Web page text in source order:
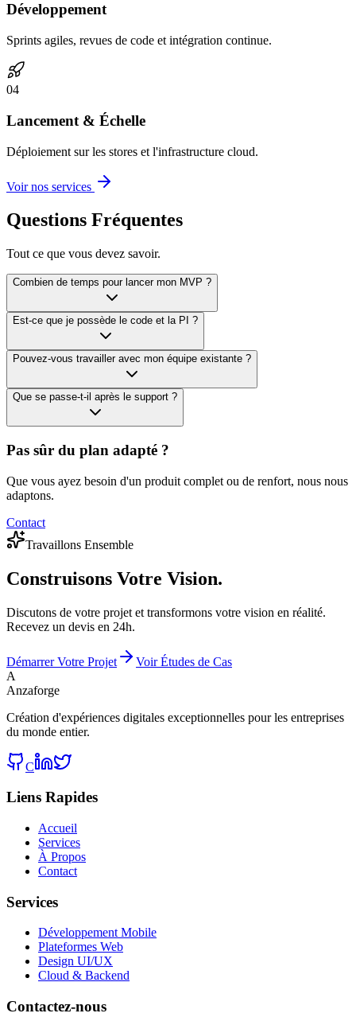
Développement
Sprints agiles, revues de code et intégration continue.
04
Lancement & Échelle
Déploiement sur les stores et l'infrastructure cloud.
Voir nos services
Questions Fréquentes
Tout ce que vous devez savoir.
Combien de temps pour lancer mon MVP ?
Est-ce que je possède le code et la PI ?
Pouvez-vous travailler avec mon équipe existante ?
Que se passe-t-il après le support ?
Pas sûr du plan adapté ?
Que vous ayez besoin d'un produit complet ou de renfort, nous nous
adaptons.
Contact
Travaillons Ensemble
Construisons Votre Vision.
Discutons de votre projet et transformons votre vision en réalité.
Recevez un devis en 24h.
Démarrer Votre Projet
Voir Études de Cas
A
Anzaforge
Création d'expériences digitales exceptionnelles pour les entreprises
du monde entier.
C
Liens Rapides
Accueil
Services
À Propos
Contact
Services
Développement Mobile
Plateformes Web
Design UI/UX
Cloud & Backend
Contactez-nous